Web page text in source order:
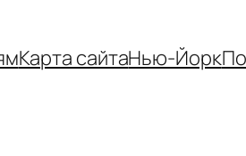
Карта сайтаНью-Йорк